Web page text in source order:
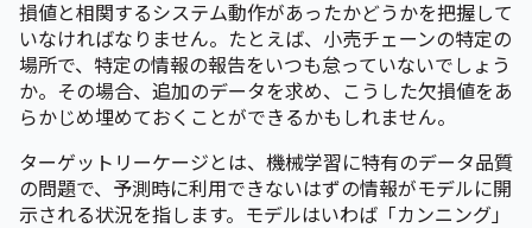
損値と相関するシステム動作があったかどうかを把握して
いなければなりません。たとえば、小売チェーンの特定の
場所で、特定の情報の報告をいつも怠っていないでしょう
か。その場合、追加のデータを求め、こうした欠損値をあ
らかじめ埋めておくことができるかもしれません。
ターゲットリーケージとは、機械学習に特有のデータ品質
の問題で、予測時に利用できないはずの情報がモデルに開
示される状況を指します。モデルはいわば「カンニング」